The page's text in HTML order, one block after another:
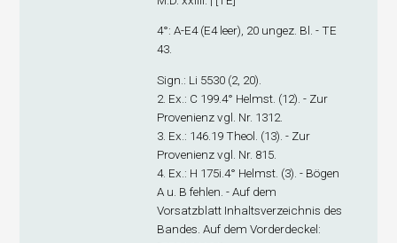
4°: A-E4(E4 leer), 20 ungez. Bl. - TE
43.
Sign .: Li 5530 (2, 20).
2. Ex .: C 199.4° Helmst. (12). - Zur
Provenienz vgl. Nr. 1312.
3. Ex .: 146.19 Theol. (13). - Zur
Provenienz vgl. Nr. 815.
4. Ex .: H 175i.4° Helmst. (3). - Bögen
A u. B fehlen. - Auf dem
Vorsatzblatt Inhaltsverzeichnis des
Bandes. Auf dem Vorderdeckel: